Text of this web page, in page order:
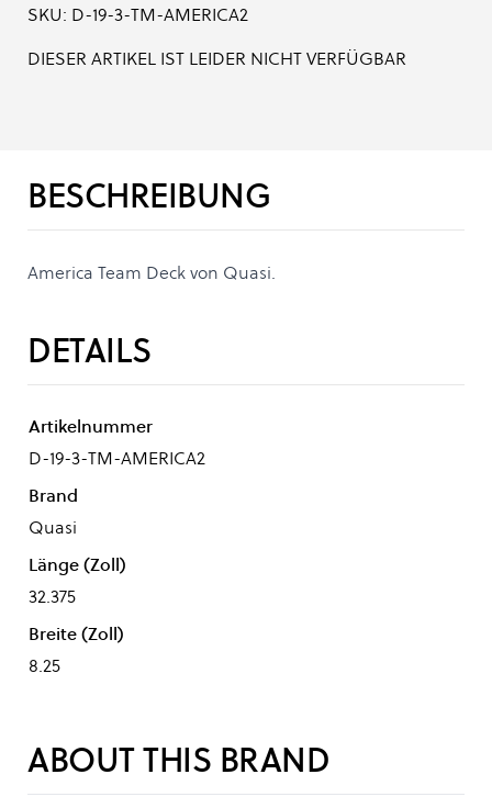
SKU: D-19-3-TM-AMERICA2
DIESER ARTIKEL IST LEIDER NICHT VERFÜGBAR
BESCHREIBUNG
America Team Deck von Quasi.
DETAILS
Artikelnummer
D-19-3-TM-AMERICA2
Brand
Quasi
Länge (Zoll)
32.375
Breite (Zoll)
8.25
ABOUT THIS BRAND